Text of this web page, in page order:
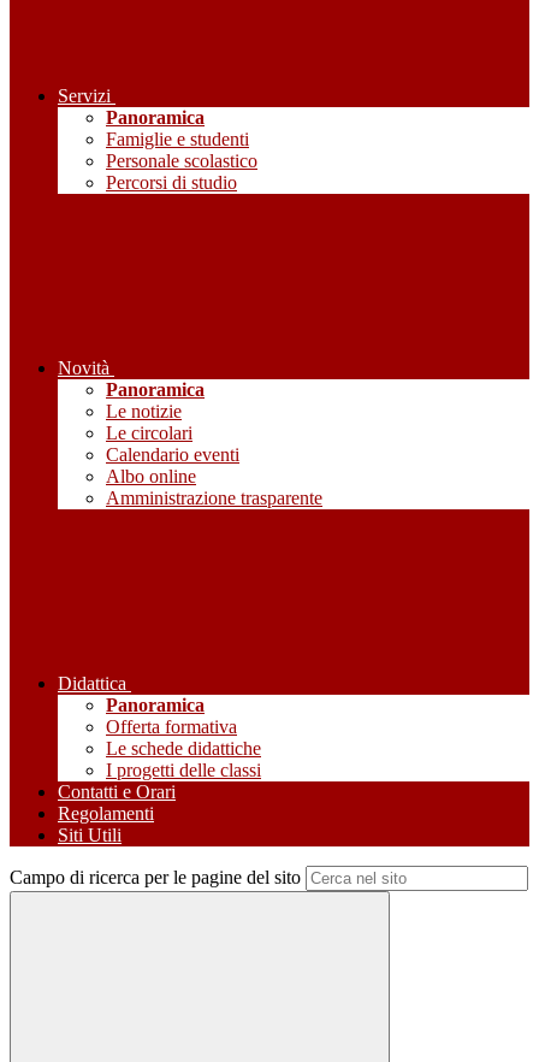
Servizi
Panoramica
Famiglie e studenti
Personale scolastico
Percorsi di studio
Novità
Panoramica
Le notizie
Le circolari
Calendario eventi
Albo online
Amministrazione trasparente
Didattica
Panoramica
Offerta formativa
Le schede didattiche
I progetti delle classi
Contatti e Orari
Regolamenti
Siti Utili
Campo di ricerca per le pagine del sito